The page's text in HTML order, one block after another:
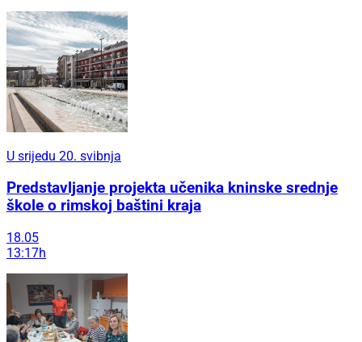
U srijedu 20. svibnja
Predstavljanje projekta učenika kninske srednje
škole o rimskoj baštini kraja
18.05
13:17h